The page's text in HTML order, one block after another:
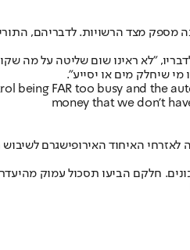
מספק מצד הרשויות. לדבריהם,
"לא ראינו שום שליטה על מה
שיחלק מים או יסייע".
being FAR too busy and the
money that we don’t
האיחוד האירופישגרם לשיבוש
חלקם הביעו תסכול עמוק